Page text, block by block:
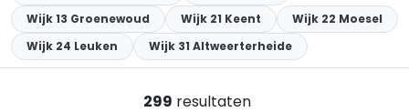
Wijk 13 Groenewoud
Wijk 21 Keent
Wijk 22 Moesel
Wijk 24 Leuken
Wijk 31 Altweerterheide
299 resultaten